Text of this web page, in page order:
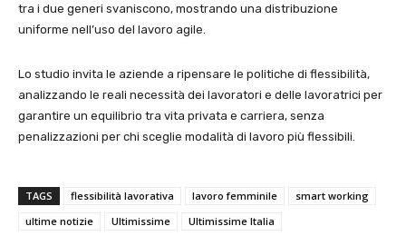
tra i due generi svaniscono, mostrando una distribuzione
uniforme nell’uso del lavoro agile.
Lo studio invita le aziende a ripensare le politiche di flessibilità,
analizzando le reali necessità dei lavoratori e delle lavoratrici per
garantire un equilibrio tra vita privata e carriera, senza
penalizzazioni per chi sceglie modalità di lavoro più flessibili.
TAGS flessibilità lavorativa lavoro femminile
smart working
ultime notizie
Ultimissime Ultimissime Italia